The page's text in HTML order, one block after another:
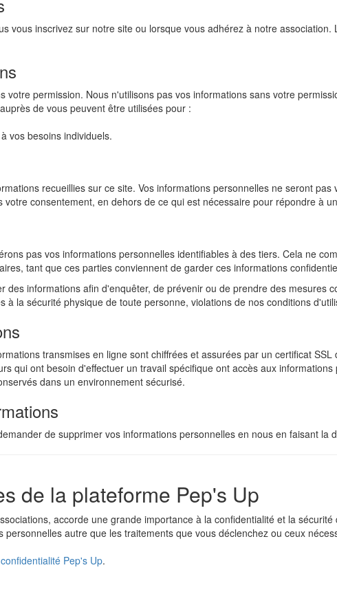
vous inscrivez sur notre site ou lorsque vous adhérez à notre
votre permission. Nous n'utilisons pas vos informations sans votre
de vous peuvent être utilisées pour :
vos besoins individuels.
recueillies sur ce site. Vos informations personnelles ne seront
consentement, en dehors de ce qui est nécessaire pour répondre à
pas vos informations personnelles identifiables à des tiers. Cela ne
tant que ces parties conviennent de garder ces informations
des informations afin d'enquêter, de prévenir ou de prendre des mesures
à la sécurité physique de toute personne, violations de nos conditions
transmises en ligne sont chiffrées et assurées par un certificat
qui ont besoin d'effectuer un travail spécifique ont accès aux
dans un environnement sécurisé.
de supprimer vos informations personnelles en nous en faisant la
de la plateforme Pep's Up
accorde une grande importance à la confidentialité et la
autre que les traitements que vous déclenchez ou ceux
Pep's Up.